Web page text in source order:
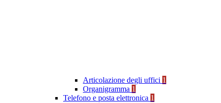
Articolazione degli uffici 1
Organigramma 1
Telefono e posta elettronica 1